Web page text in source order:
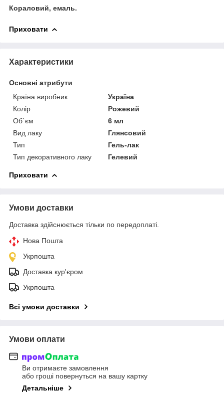
Кораловий, емаль.
Приховати
Характеристики
Основні атрибути
Країна виробник
Україна
Колір
Рожевий
Об`єм
6 мл
Вид лаку
Глянсовий
Тип
Гель-лак
Тип декоративного лаку
Гелевий
Приховати
Умови доставки
Доставка здійснюється тільки по передоплаті.
Нова Пошта
Укрпошта
Доставка кур'єром
Укрпошта
Всі умови доставки
Умови оплати
Ви отримаєте замовлення
або гроші повернуться на вашу картку
Детальніше